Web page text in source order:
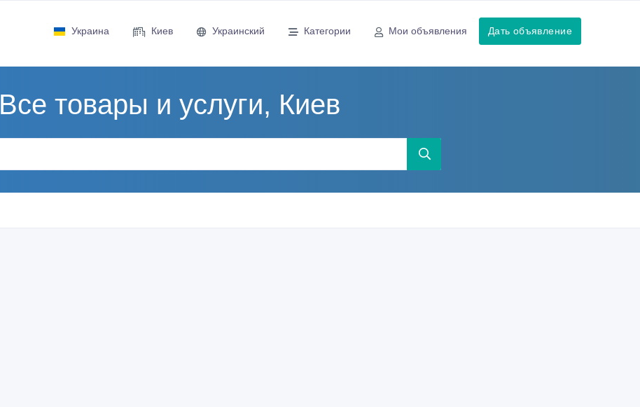
Украина Киев Украинский Категории Мои объявления Дать объявление
Все товары и услуги, Киев